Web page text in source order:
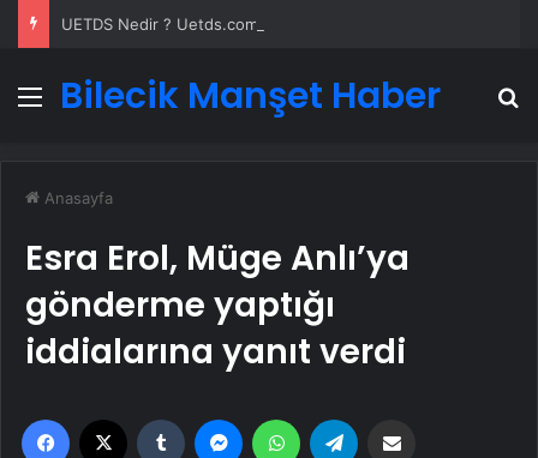
Menü
Bilecik Manşet Haber
Anasayfa
Esra Erol, Müge Anlı’ya
gönderme yaptığı
iddialarına yanıt verdi
Facebook Tumblr MessengerWhatsApp